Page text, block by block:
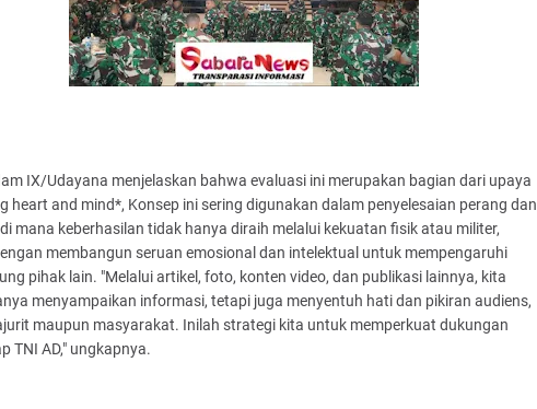
IX/Udayana menjelaskan bahwa evaluasi ini merupakan bagian dari upaya
heart and mind*, Konsep ini sering digunakan dalam penyelesaian perang dan
mana keberhasilan tidak hanya diraih melalui kekuatan fisik atau militer,
membangun seruan emosional dan intelektual untuk mempengaruhi
pihak lain. "Melalui artikel, foto, konten video, dan publikasi lainnya, kita
menyampaikan informasi, tetapi juga menyentuh hati dan pikiran audiens,
maupun masyarakat. Inilah strategi kita untuk memperkuat dukungan
TNI AD," ungkapnya.